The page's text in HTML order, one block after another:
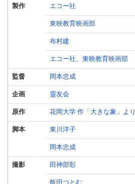
製作 エコー社
東映教育映画部
布村建
エコー社、東映教育映画部
監督 岡本忠成
企画 靈友会
原作 花岡大学 作「大きな象」より
脚本 東川洋子
岡本忠成
撮影 田神部彰